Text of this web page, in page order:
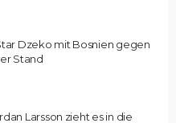
Dzeko mit Bosnien gegen
Stand
Larsson zieht es in die